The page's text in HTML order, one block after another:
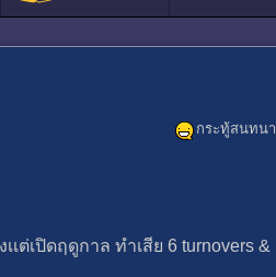
กระทู้สนทนา
เต่เปิดฤดูกาล ทําเสีย 6 turnovers &